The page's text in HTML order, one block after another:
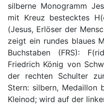
silberne Monogramm
mit Kreuz bestecktes
(Jesus, Erlöser der
zeigt ein rundes blaues
Buchstaben (FRS):
Friedrich König von
der rechten Schulter
Stern: silbern, Medaillon
Kleinod; wird auf der